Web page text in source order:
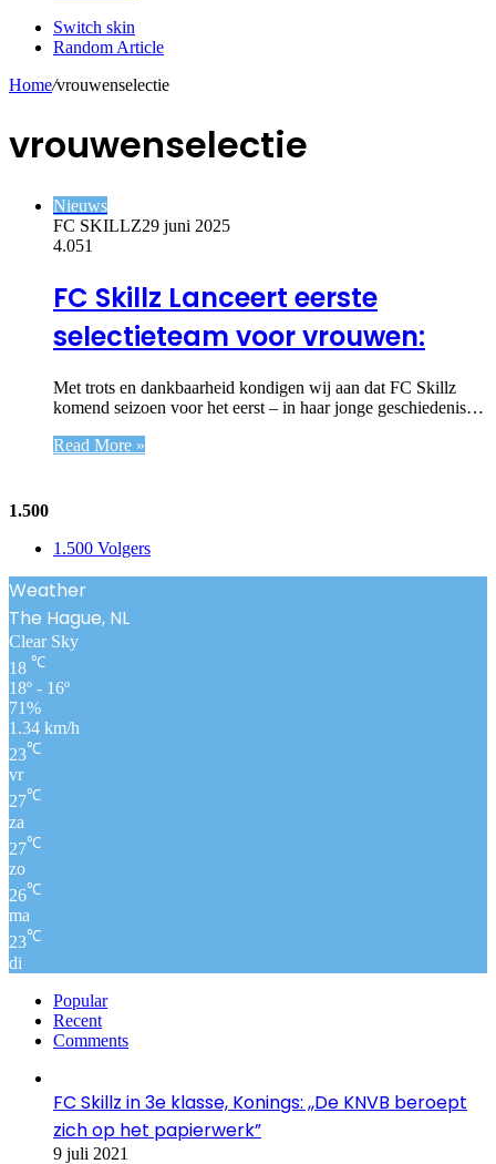
Switch skin
Random Article
Home/vrouwenselectie
vrouwenselectie
Nieuws
FC SKILLZ29 juni 2025
4.051
FC Skillz Lanceert eerste
selectieteam voor vrouwen:
Met trots en dankbaarheid kondigen wij aan dat FC Skillz
komend seizoen voor het eerst – in haar jonge geschiedenis…
Read More »
1.500
1.500 Volgers
Weather
The Hague, NL
Clear Sky
18 ℃
18º - 16º
71%
1.34 km/h
23℃
vr
27℃
za
27℃
zo
26℃
ma
23℃
di
Popular
Recent
Comments
FC Skillz in 3e klasse, Konings: ,,De KNVB beroept
zich op het papierwerk”
9 juli 2021